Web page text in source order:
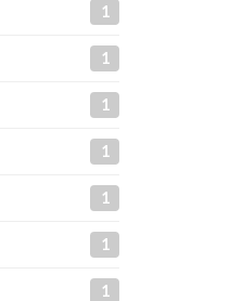
1
1
1
1
1
1
1